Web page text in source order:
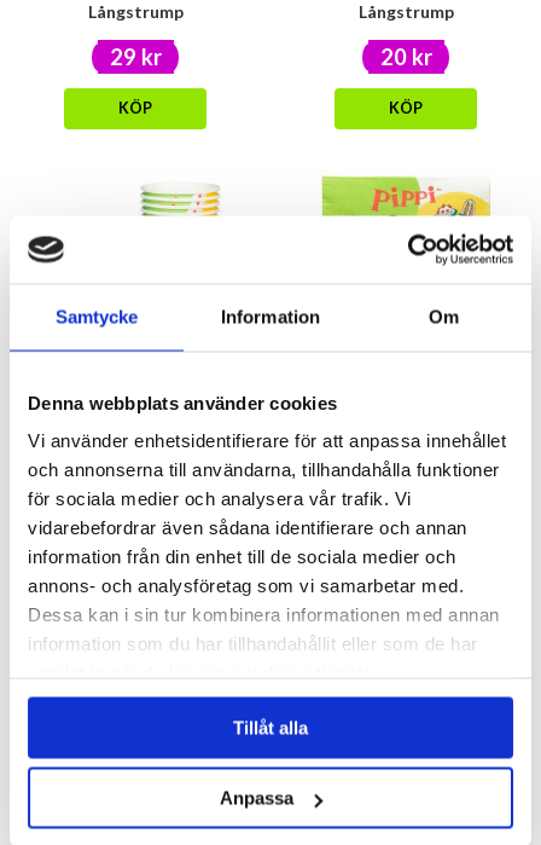
Samtycke Information Om
Denna webbplats använder cookies
Vi använder enhetsidentifierare för att anpassa innehållet
och annonserna till användarna, tillhandahålla funktioner
för sociala medier och analysera vår trafik. Vi
vidarebefordrar även sådana identifierare och annan
information från din enhet till de sociala medier och
annons- och analysföretag som vi samarbetar med.
Dessa kan i sin tur kombinera informationen med annan
information som du har tillhandahållit eller som de har
Tillåt alla
Anpassa
Långstrump
29 kr
KÖP
Långstrump
20 kr
KÖP
Långstrump
20 kr
KÖP
25 kr
KÖP
Papperstallrikar 8-pack -
29 kr
Pappersmuggar 8-pack -
20 kr